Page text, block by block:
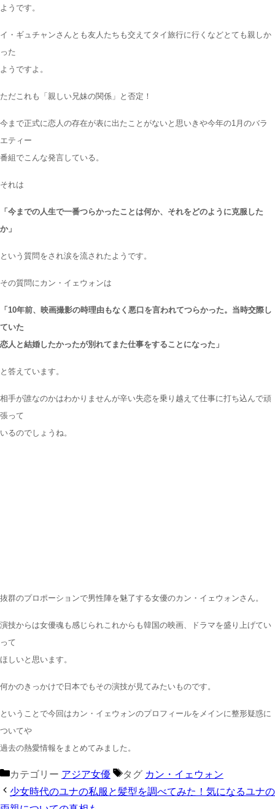
ようです。
イ・ギュチャンさんとも友人たちも交えて タイ旅行に行くなどとても親しか
った
ようですよ。
ただこれも 「親しい兄妹の関係」 と否定！
今まで正式に恋人の存在が表に出たことがないと思いきや今年の1月のバラ
エティー
番組でこんな発言している。
それは
「今までの人生で一番つらかったことは何か、それをどのように克服した
か」
という質問をされ涙を流されたようです。
その質問にカン・イェウォンは
「10年前、映画撮影の時理由もなく悪口を言われてつらかった。当時交際し
ていた
恋人と結婚したかったが別れてまた仕事をすることになった」
と答えています。
相手が誰なのかはわかりませんが辛い失恋を乗り越えて仕事に打ち込んで頑
張って
いるのでしょうね。
抜群のプロポーションで男性陣を魅了する女優のカン・イェウォンさん。
演技からは女優魂も感じられこれからも韓国の映画、ドラマを盛り上げてい
って
ほしいと思います。
何かのきっかけで日本でもその演技が見てみたいものです。
ということで今回はカン・イェウォンのプロフィールをメインに整形疑惑に
ついてや
過去の熱愛情報をまとめてみました。
カテゴリー アジア女優 タグ カン・イェウォン
少女時代のユナの私服と髪型を調べてみた！気になるユナの